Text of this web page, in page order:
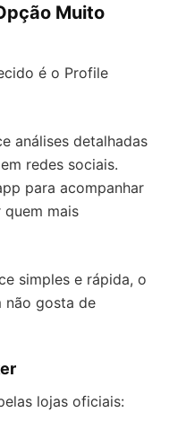
Muito
é o Profile
análises detalhadas
redes sociais.
para acompanhar
mais
simples e rápida, o
não gosta de
lojas oficiais: